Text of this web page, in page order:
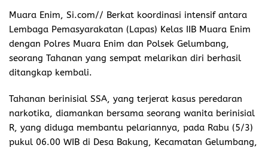
Muara Enim, Si.com// Berkat koordinasi intensif antara
Lembaga Pemasyarakatan (Lapas) Kelas IIB Muara Enim
dengan Polres Muara Enim dan Polsek Gelumbang,
seorang Tahanan yang sempat melarikan diri berhasil
ditangkap kembali.
Tahanan berinisial SSA, yang terjerat kasus peredaran
narkotika, diamankan bersama seorang wanita berinisial
R, yang diduga membantu pelariannya, pada Rabu (5/3)
pukul 06.00 WIB di Desa Bakung, Kecamatan Gelumbang,